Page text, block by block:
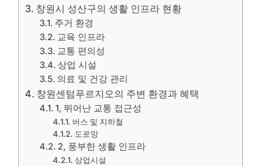
창원시 성산구의 생활 인프라 현황
주거 환경
교육 인프라
교통 편의성
상업 시설
의료 및 건강 관리
창원센텀푸르지오의 주변 환경과 혜택
1, 뛰어난 교통 접근성
버스 및 지하철
도로망
2, 풍부한 생활 인프라
상업시설